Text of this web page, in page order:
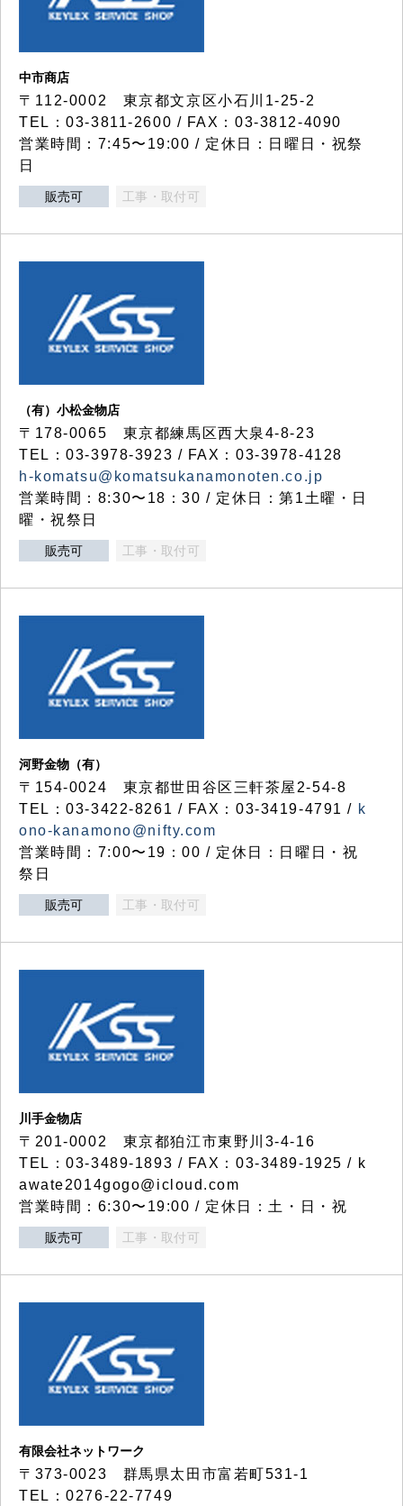
中市商店
〒112-0002 東京都文京区小石川1-25-2
TEL：03-3811-2600 / FAX：03-3812-4090
営業時間：7:45〜19:00 / 定休日：日曜日・祝祭
日
販売可 工事・取付可
（有）小松金物店
〒178-0065 東京都練馬区西大泉4-8-23
TEL：03-3978-3923 / FAX：03-3978-4128
h-komatsu@komatsukanamonoten.co.jp
営業時間：8:30〜18：30 / 定休日：第1土曜・日
曜・祝祭日
販売可 工事・取付可
河野金物（有）
〒154-0024 東京都世田谷区三軒茶屋2-54-8
TEL：03-3422-8261 / FAX：03-3419-4791 / k
ono-kanamono@nifty.com
営業時間：7:00〜19：00 / 定休日：日曜日・祝
祭日
販売可 工事・取付可
川手金物店
〒201-0002 東京都狛江市東野川3-4-16
TEL：03-3489-1893 / FAX：03-3489-1925 / k
awate2014gogo@icloud.com
営業時間：6:30〜19:00 / 定休日：土・日・祝
販売可 工事・取付可
有限会社ネットワーク
〒373-0023 群馬県太田市富若町531-1
TEL：0276-22-7749